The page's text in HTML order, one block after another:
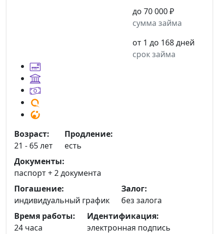
до 70 000 ₽
сумма займа
от 1 до 168 дней
срок займа
Возраст:
21 - 65 лет
Продление:
есть
Документы:
паспорт +2 документа
Погашение:
индивидуальный график
Залог:
без залога
Время работы:
24 часа
Идентификация:
электронная подпись